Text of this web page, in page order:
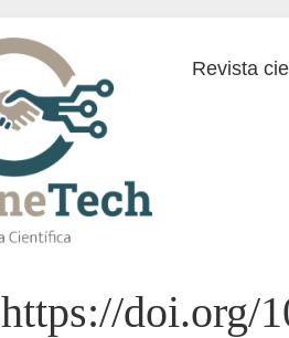
Revista
https://doi.org/